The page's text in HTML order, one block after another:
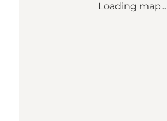
Loading map...